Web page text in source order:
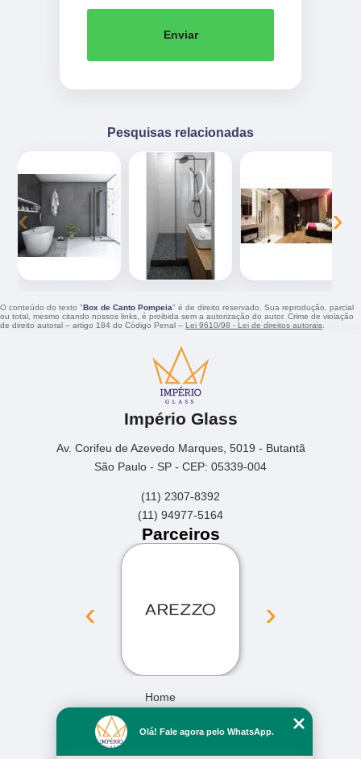
Enviar
Pesquisas relacionadas
‹ ›
O conteúdo do texto "Box de Canto Pompeia" é de direito reservado. Sua reprodução, parcial
ou total, mesmo citando nossos links, é proibida sem a autorização do autor. Crime de violação
de direito autoral – artigo 184 do Código Penal – Lei 9610/98 - Lei de direitos autorais.
Império Glass
Av. Corifeu de Azevedo Marques, 5019 - Butantã
São Paulo - SP - CEP: 05339-004
(11) 2307-8392
(11) 94977-5164
Parceiros
‹ ›
Home
Missão
Serviços
Olá! Fale agora pelo WhatsApp.